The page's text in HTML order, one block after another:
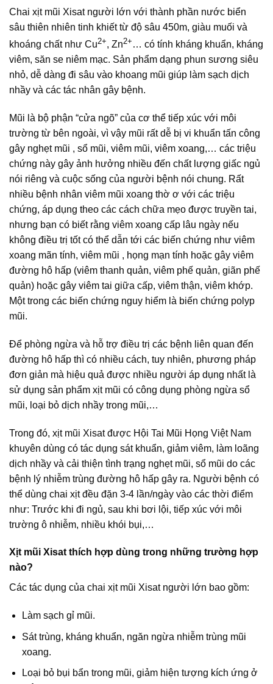
Chai xịt mũi Xisat người lớn với thành phần nước biển
sâu thiên nhiên tinh khiết từ độ sâu 450m, giàu muối và
khoáng chất như Cu2+, Zn2+ … có tính kháng khuẩn, kháng
viêm, săn se niêm mạc. Sản phẩm dạng phun sương siêu
nhỏ, dễ dàng đi sâu vào khoang mũi giúp làm sạch dịch
nhầy và các tác nhân gây bệnh.
Mũi là bộ phận “cửa ngõ” của cơ thể tiếp xúc với môi
trường từ bên ngoài, vì vậy mũi rất dễ bị vi khuẩn tấn công
gây nghẹt mũi , sổ mũi, viêm mũi, viêm xoang,… các triệu
chứng này gây ảnh hưởng nhiều đến chất lượng giấc ngủ
nói riêng và cuộc sống của người bệnh nói chung. Rất
nhiều bệnh nhân viêm mũi xoang thờ ơ với các triệu
chứng, áp dụng theo các cách chữa mẹo được truyền tai,
nhưng bạn có biết rằng viêm xoang cấp lâu ngày nếu
không điều trị tốt có thể dẫn tới các biến chứng như viêm
xoang mãn tính, viêm mũi , họng mạn tính hoặc gây viêm
đường hô hấp (viêm thanh quản, viêm phế quản, giãn phế
quản) hoặc gây viêm tai giữa cấp, viêm thận, viêm khớp.
Một trong các biến chứng nguy hiểm là biến chứng polyp
mũi.
Để phòng ngừa và hỗ trợ điều trị các bệnh liên quan đến
đường hô hấp thì có nhiều cách, tuy nhiên, phương pháp
đơn giản mà hiệu quả được nhiều người áp dụng nhất là
sử dụng sản phẩm xịt mũi có công dụng phòng ngừa sổ
mũi, loại bỏ dịch nhầy trong mũi,…
Trong đó, xịt mũi Xisat được Hội Tai Mũi Họng Việt Nam
khuyên dùng có tác dụng sát khuẩn, giảm viêm, làm loãng
dịch nhầy và cải thiện tình trạng nghẹt mũi, sổ mũi do các
bệnh lý nhiễm trùng đường hô hấp gây ra. Người bệnh có
thể dùng chai xịt đều đặn 3-4 lần/ngày vào các thời điểm
như: Trước khi đi ngủ, sau khi bơi lội, tiếp xúc với môi
trường ô nhiễm, nhiều khói bụi,…
Xịt mũi Xisat thích hợp dùng trong những trường hợp
nào?
Các tác dụng của chai xịt mũi Xisat người lớn bao gồm:
Làm sạch gỉ mũi.
Sát trùng, kháng khuẩn, ngăn ngừa nhiễm trùng mũi
xoang.
Loại bỏ bụi bẩn trong mũi, giảm hiện tượng kích ứng ở